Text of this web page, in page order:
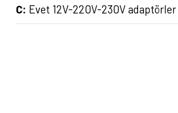
C: Evet 12V-220V-230V